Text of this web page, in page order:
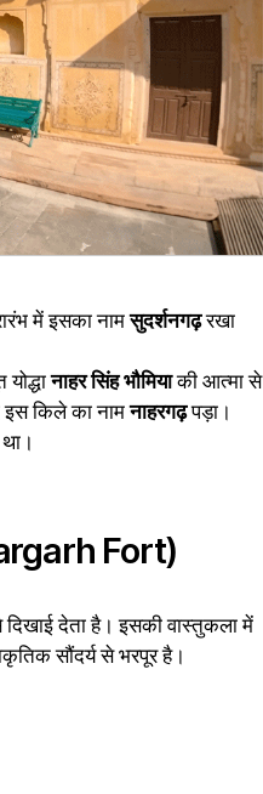
में इसका नामसुदर्शनगढ़रखा
नाहर सिंह भौमियाकी आत्मा से
इस किले का नामनाहरगढ़पड़ा।
Fort)
दिखाई देता है। इसकी वास्तुकला में
सौंदर्य से भरपूर है।